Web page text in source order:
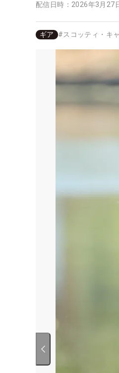
配信日時： 2026年3月27
ギア #スコッティ・キ